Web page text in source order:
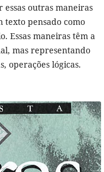
outras maneiras
texto pensado como
Essas maneiras têm a
mas representando
operações lógicas.